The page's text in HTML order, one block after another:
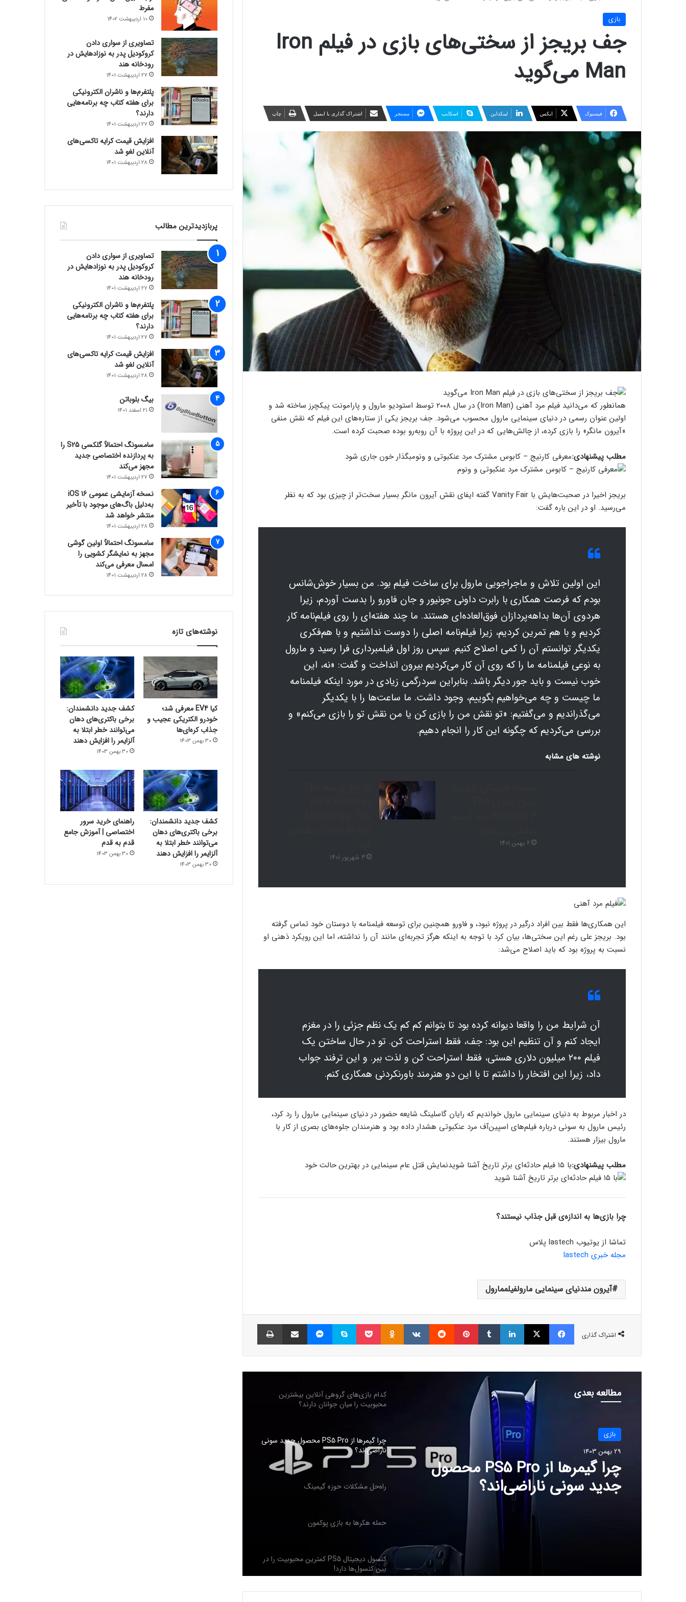
بازی
جف بریجز از سختی‌های بازی در فیلم Iron
Man می‌گوید
فیسبوک ایکس لینکداین اسکایپ مسنجر اشتراک گذاری با ایمیل چاپ
همانطور که می‌دانید فیلم مرد آهنی (Iron Man) در سال ۲۰۰۸ توسط استودیو مارول و پارامونت پیکچرز ساخته شد و
اولین عنوان رسمی در دنیای سینمایی مارول محسوب می‌شود. جف بریجز یکی از ستاره‌های این فیلم که نقش منفی
«آیرون مانگر» را بازی کرده، از چالش‌هایی که در این پروژه با آن روبه‌رو بوده صحبت کرده است.
مطلب پیشنهادی:معرفی کارنیج – کابوس مشترک مرد عنکبوتی و ونومبگذار خون جاری شود
بریجز اخیرا در صحبت‌هایش با Vanity Fair گفته ایفای نقش آیرون مانگر بسیار سخت‌تر از چیزی بود که به نظر
می‌رسید. او در این باره گفت:
این اولین تلاش و ماجراجویی مارول برای ساخت فیلم بود. من بسیار خوش‌شانس
بودم که فرصت همکاری با رابرت داونی جونیور و جان فاورو را بدست آوردم، زیرا
هردوی آن‌ها بداهه‌پردازان فوق‌العاده‌ای هستند. ما چند هفته‌ای را روی فیلم‌نامه کار
کردیم و با هم تمرین کردیم، زیرا فیلم‌نامه اصلی را دوست نداشتیم و با هم‌فکری
یکدیگر توانستم آن را کمی اصلاح کنیم. سپس روز اول فیلمبرداری فرا رسید و مارول
به نوعی فیلمنامه ما را که روی آن کار می‌کردیم بیرون انداخت و گفت: «نه، این
خوب نیست و باید جور دیگر باشد. بنابراین سردرگمی زیادی در مورد اینکه فیلمنامه
ما چیست و چه می‌خواهیم بگوییم، وجود داشت. ما ساعت‌ها را با یکدیگر
می‌گذراندیم و می‌گفتیم: «تو نقش من را بازی کن یا من نقش تو را بازی می‌کنم» و
بررسی می‌کردیم که چگونه این کار را انجام دهیم.
نوشته های مشابه
2 بهمن 1401
3 شهریور 1401
این همکاری‌ها فقط بین افراد درگیر در پروژه نبود، و فاورو همچنین برای توسعه فیلمنامه با دوستان خود تماس گرفته
بود. بریجز علی رغم این سختی‌ها، بیان کرد با توجه به اینکه هرگز تجربه‌ای مانند آن را نداشته، اما این رویکرد ذهنی او
نسبت به پروژه بود که باید اصلاح می‌شد:
آن شرایط من را واقعا دیوانه‌ کرده بود تا بتوانم کم کم یک نظم جزئی را در مغزم
ایجاد کنم و آن تنظیم این بود: جف، فقط استراحت کن. تو در حال ساختن یک
فیلم ۲۰۰ میلیون دلاری هستی، فقط استراحت کن و لذت ببر. و این ترفند جواب
داد، زیرا این افتخار را داشتم تا با این دو هنرمند باورنکردنی همکاری کنم.
در اخبار مربوط به دنیای سینمایی مارول خواندیم که رایان گاسلینگ شایعه حضور در دنیای سینمایی مارول را رد کرد،
رئیس مارول به سونی درباره فیلم‌های اسپین‌آف مرد عنکبوتی هشدار داده بود و هنرمندان جلوه‌های بصری از کار با
مارول بیزار هستند.
مطلب پیشنهادی:با ۱۵ فیلم حادثه‌ای برتر تاریخ آشنا شوید نمایش قتل عام سینمایی در بهترین حالت خود
چرا بازی‌ها به اندازه‌ی قبل جذاب نیستند؟
تماشا از یوتیوب lastech پلاس
مجله خبری lastech
آیرون مندنیای سینمایی مارولفیلممارول
اشتراک گذاری
فیسبوک ایکس لینکداین تامبلر پینتریست Reddit
VKontakte
Odnoklassniki پاکت اسکایپ مسنجر اشتراک گذاری با ایمیل
مطالعه بعدی
بازی
29 بهمن 1403
چرا گیمرها از PS5 Pro محصول
جدید سونی ناراضی‌اند؟
بازی
29 بهمن 1403
راه‌حل مشکلات حوزه گیمینگ
کنسول دیجیتال PS5 کمترین محبوبیت را در
بین کنسول‌ها دارد!
اینفوگرافیک: در سال ۲۰۲۵ منتظر این
بازی‌های ویدئویی جذاب باشید
رفع فیلتر گوگل پلی به حل مشکلات سازندگان
منفی ندارد
محبوبیت را میان جوانان دارند؟
چرا گیمرها از PS5 Pro محصول جدید سونی
ناراضی‌اند؟
راه‌حل مشکلات حوزه گیمینگ
بین کنسول‌ها دارد!
اینفوگرافیک: در سال ۲۰۲۵ منتظر این
بازی‌های ویدئویی جذاب باشید
مفرط
10 اردیبهشت 1402
تصاویری از سواری دادن
کروکودیل پدر به نوزادهایش در
رودخانه هند
27 اردیبهشت 1401
پلتفرم‌ها و ناشران الکترونیکی
برای هفته کتاب چه برنامه‌هایی
دارند؟
27 اردیبهشت 1401
افزایش قیمت کرایه تاکسی‌های
آنلاین لغو شد
28 اردیبهشت 1401
پربازدیدترین مطالب
تصاویری از سواری دادن
کروکودیل پدر به نوزادهایش در
رودخانه هند
27 اردیبهشت 1401
پلتفرم‌ها و ناشران الکترونیکی
برای هفته کتاب چه برنامه‌هایی
دارند؟
27 اردیبهشت 1401
افزایش قیمت کرایه تاکسی‌های
آنلاین لغو شد
28 اردیبهشت 1401
بیگ بلوباتن
21 اسفند 1401
سامسونگ احتمالاً گلکسی S25 را
به پردازنده اختصاصی جدید
مجهز می‌کند
27 اردیبهشت 1401
نسخه آزمایشی عمومی iOS 16
به‌دلیل باگ‌های موجود با تأخیر
منتشر خواهد شد
28 اردیبهشت 1401
سامسونگ احتمالاً اولین گوشی
مجهز به نمایشگر کشویی را
امسال معرفی می‌کند
28 اردیبهشت 1401
نوشته‌های تازه
کیا EV4 معرفی شد؛
خودرو الکتریکی عجیب و
جذاب کره‌ای‌ها
30 بهمن 1403
کشف جدید دانشمندان:
برخی باکتری‌های دهان
می‌توانند خطر ابتلا به
آلزایمر را افزایش دهند
30 بهمن 1403
کشف جدید دانشمندان:
برخی باکتری‌های دهان
می‌توانند خطر ابتلا به
آلزایمر را افزایش دهند
30 بهمن 1403
راهنمای خرید سرور
اختصاصی | آموزش جامع
قدم به قدم
30 بهمن 1403